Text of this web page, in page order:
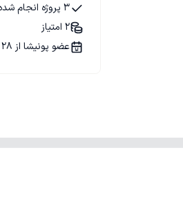
3 پروژه انجام شده
2 امتیاز
عضو پونیشا از 28 مرداد 1394